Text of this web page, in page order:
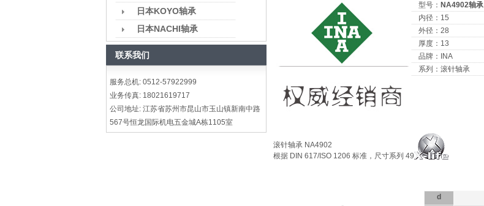
日本KOYO轴承
日本NACHI轴承
联系我们
服务总机: 0512-57922999
业务传真: 18021619717
公司地址: 江苏省苏州市昆山市玉山镇新南中路
567号恒龙国际机电五金城A栋1105室
型号： NA4902轴承
内径：15
外径：28
厚度：13
品牌：INA
系列：滚针轴承
滚针轴承 NA4902
根据 DIN 617/ISO 1206 标准，尺寸系列 49
d